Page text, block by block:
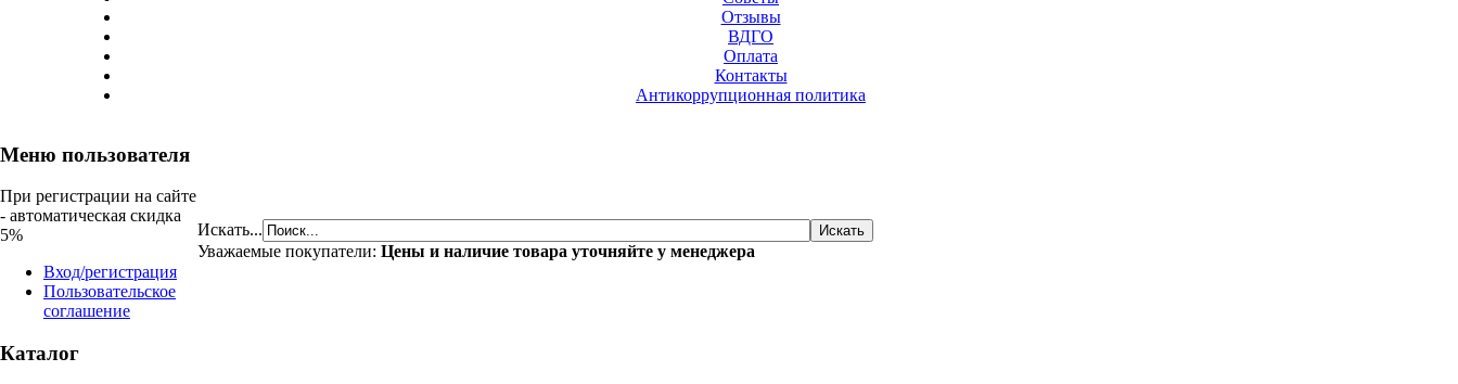
Отзывы
ВДГО
Оплата
Контакты
Антикоррупционная политика
Меню пользователя
При регистрации на сайте
- автоматическая скидка
5%
Вход/регистрация
Пользовательское
соглашение
Каталог
Искать...
Уважаемые покупатели: Цены и наличие товара уточняйте у менеджера